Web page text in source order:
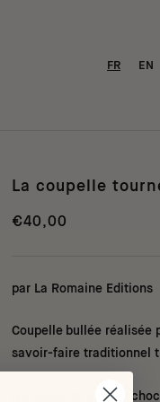
FR EN
La coupelle
€40,00
par La Romaine Editions
Coupelle bullée réalisée
savoir-faire traditionnel
Ne supporte pas les